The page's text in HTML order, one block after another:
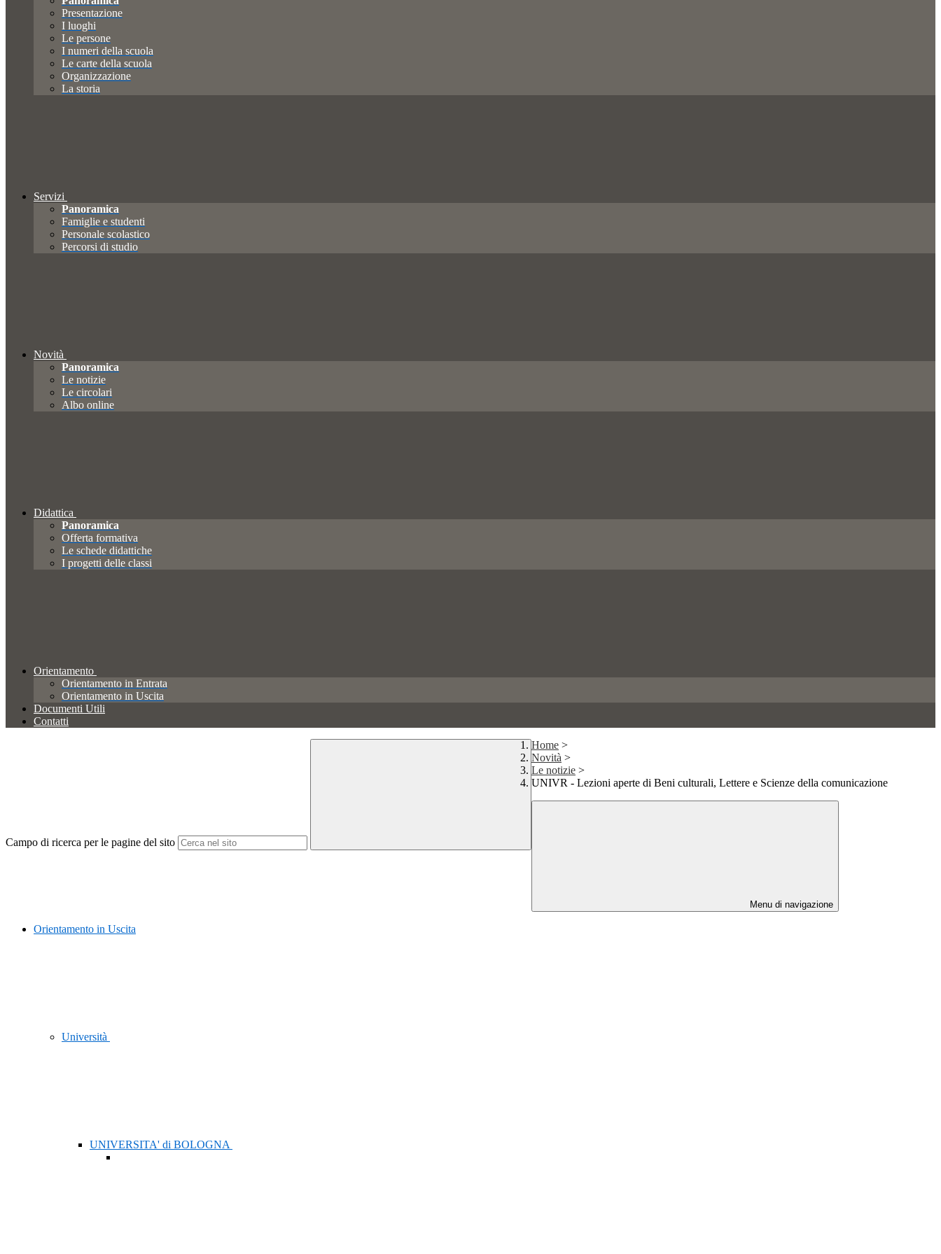
Presentazione
I luoghi
Le persone
I numeri della scuola
Le carte della scuola
Organizzazione
La storia
Servizi
Panoramica
Famiglie e studenti
Personale scolastico
Percorsi di studio
Novità
Panoramica
Le notizie
Le circolari
Albo online
Didattica
Panoramica
Offerta formativa
Le schede didattiche
I progetti delle classi
Orientamento
Orientamento in Entrata
Orientamento in Uscita
Documenti Utili
Contatti
Campo di ricerca per le pagine del sito
Home >
Novità >
Le notizie >
UNIVR - Lezioni aperte di Beni culturali, Lettere e Scienze della comunicazione
Menu di navigazione
Orientamento in Uscita
Università
UNIVERSITA' di BOLOGNA